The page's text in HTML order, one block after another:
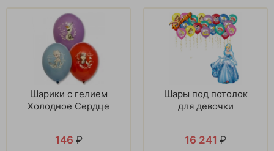
Шарики с гелием
Холодное Сердце
146 ₽
Шары под потолок
для девочки
16 241 ₽